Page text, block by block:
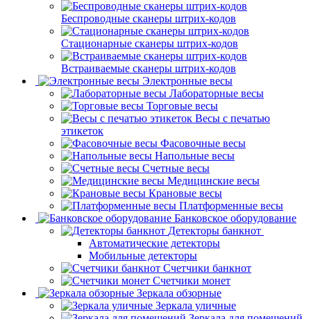
Беспроводные сканеры штрих-кодов
Стационарные сканеры штрих-кодов
Встраиваемые сканеры штрих-кодов
Электронные весы
Лабораторные весы
Торговые весы
Весы с печатью
этикеток
Фасовочные весы
Напольные весы
Счетные весы
Медицинские весы
Крановые весы
Платформенные весы
Банковское оборудование
Детекторы банкнот
Автоматические детекторы
Мобильные детекторы
Счетчики банкнот
Счетчики монет
Зеркала обзорные
Зеркала уличные